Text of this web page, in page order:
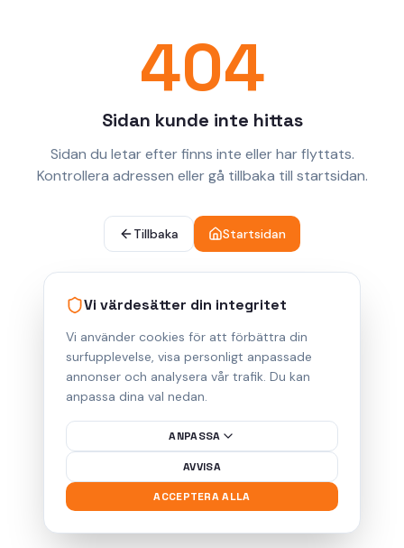
Vi värdesätter din integritet
Vi använder cookies för att förbättra din
surfupplevelse, visa personligt anpassade
annonser och analysera vår trafik. Du kan
anpassa dina val nedan.
ANPASSA
AVVISA
ACCEPTERA ALLA
404
Sidan kunde inte hittas
Sidan du letar efter finns inte eller har flyttats.
Kontrollera adressen eller gå tillbaka till startsidan.
Tillbaka Startsidan